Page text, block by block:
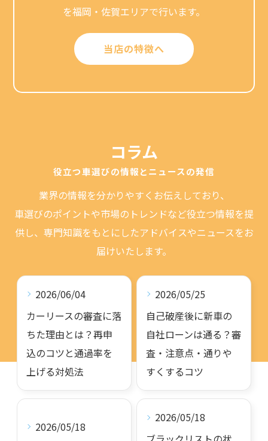
を福岡・佐賀エリアで行います。
当店の特徴へ
役立つ車選びの情報とニュースの発信
コラム
業界の情報を分かりやすくお伝えしており、
車選びのポイントや市場のトレンドなど役立つ情報を提
供し、専門知識をもとにしたアドバイスやニュースをお
届けいたします。
2026/06/04
カーリースの審査に落
ちた理由とは？再申
込のコツと通過率を
上げる対処法
2026/05/25
自己破産後に新車の
自社ローンは通る？審
査・注意点・通りや
すくするコツ
2026/05/18
2026/05/18